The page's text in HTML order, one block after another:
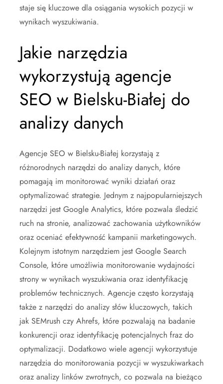
staje się kluczowe dla osiągania wysokich pozycji w
wynikach wyszukiwania.
Jakie narzędzia
wykorzystują agencje
SEO w Bielsku-Białej do
analizy danych
Agencje SEO w Bielsku-Białej korzystają z
różnorodnych narzędzi do analizy danych, które
pomagają im monitorować wyniki działań oraz
optymalizować strategie. Jednym z najpopularniejszych
narzędzi jest Google Analytics, które pozwala śledzić
ruch na stronie, analizować zachowania użytkowników
oraz oceniać efektywność kampanii marketingowych.
Kolejnym istotnym narzędziem jest Google Search
Console, które umożliwia monitorowanie wydajności
strony w wynikach wyszukiwania oraz identyfikację
problemów technicznych. Agencje często korzystają
także z narzędzi do analizy słów kluczowych, takich
jak SEMrush czy Ahrefs, które pozwalają na badanie
konkurencji oraz identyfikację potencjalnych fraz do
optymalizacji. Dodatkowo wiele agencji wykorzystuje
narzędzia do monitorowania pozycji w wyszukiwarkach
oraz analizy linków zwrotnych, co pozwala na bieżąco